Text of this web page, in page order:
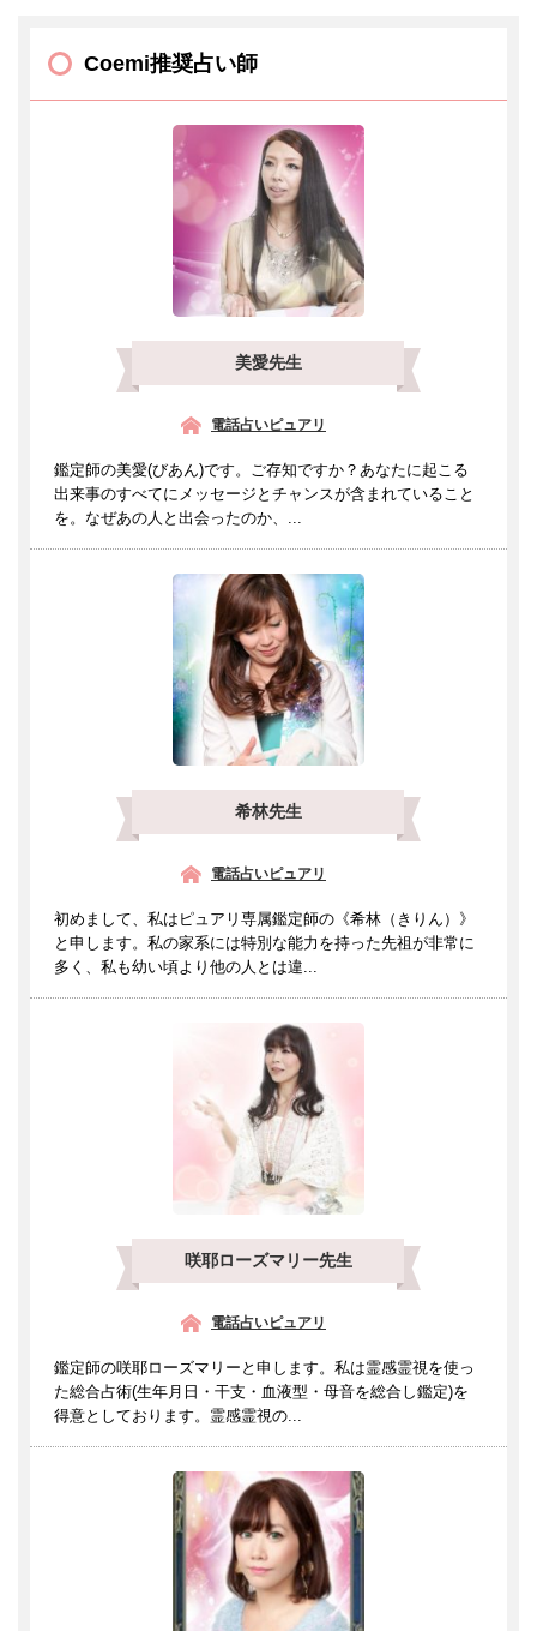
Coemi推奨占い師
美愛先生
電話占いピュアリ
鑑定師の美愛(びあん)です。ご存知ですか？あなたに起こる
出来事のすべてにメッセージとチャンスが含まれていること
を。なぜあの人と出会ったのか、...
希林先生
電話占いピュアリ
初めまして、私はピュアリ専属鑑定師の《希林（きりん）》
と申します。私の家系には特別な能力を持った先祖が非常に
多く、私も幼い頃より他の人とは違...
咲耶ローズマリー先生
電話占いピュアリ
鑑定師の咲耶ローズマリーと申します。私は霊感霊視を使っ
た総合占術(生年月日・干支・血液型・母音を総合し鑑定)を
得意としております。霊感霊視の...